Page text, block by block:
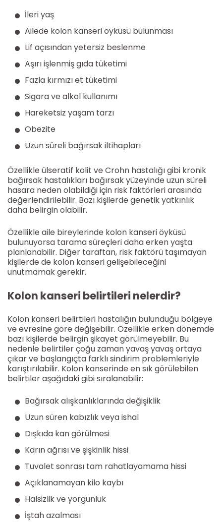
İleri yaş
Ailede kolon kanseri öyküsü bulunması
Lif açısından yetersiz beslenme
Aşırı işlenmiş gıda tüketimi
Fazla kırmızı et tüketimi
Sigara ve alkol kullanımı
Hareketsiz yaşam tarzı
Obezite
Uzun süreli bağırsak iltihapları
Özellikle ülseratif kolit ve Crohn hastalığı gibi kronik
bağırsak hastalıkları bağırsak yüzeyinde uzun süreli
hasara neden olabildiği için risk faktörleri arasında
değerlendirilebilir. Bazı kişilerde genetik yatkınlık
daha belirgin olabilir.
Özellikle aile bireylerinde kolon kanseri öyküsü
bulunuyorsa tarama süreçleri daha erken yaşta
planlanabilir. Diğer taraftan, risk faktörü taşımayan
kişilerde de kolon kanseri gelişebileceğini
unutmamak gerekir.
Kolon kanseri belirtileri nelerdir?
Kolon kanseri belirtileri hastalığın bulunduğu bölgeye
ve evresine göre değişebilir. Özellikle erken dönemde
bazı kişilerde belirgin şikayet görülmeyebilir. Bu
nedenle belirtiler çoğu zaman yavaş yavaş ortaya
çıkar ve başlangıçta farklı sindirim problemleriyle
karıştırılabilir. Kolon kanserinde en sık görülebilen
belirtiler aşağıdaki gibi sıralanabilir:
Bağırsak alışkanlıklarında değişiklik
Uzun süren kabızlık veya ishal
Dışkıda kan görülmesi
Karın ağrısı ve şişkinlik hissi
Tuvalet sonrası tam rahatlayamama hissi
Açıklanamayan kilo kaybı
Halsizlik ve yorgunluk
İştah azalması